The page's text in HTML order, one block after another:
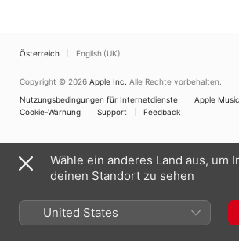
Österreich English (UK)
Copyright © 2026 Apple Inc. Alle Rechte vorbehalten.
Nutzungsbedingungen für Internetdienste
Apple
Cookie-Warnung
Support Feedback
Wähle ein anderes Land aus, um
deinen Standort zu sehen
United States